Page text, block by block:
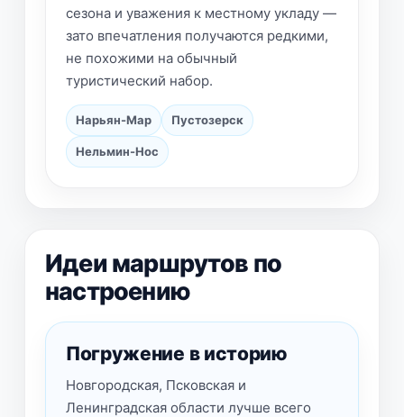
сезона и уважения к местному укладу —
зато впечатления получаются редкими,
не похожими на обычный
туристический набор.
Нарьян-Мар Пустозерск
Нельмин-Нос
Идеи маршрутов по
настроению
Погружение в историю
Новгородская, Псковская и
Ленинградская области лучше всего